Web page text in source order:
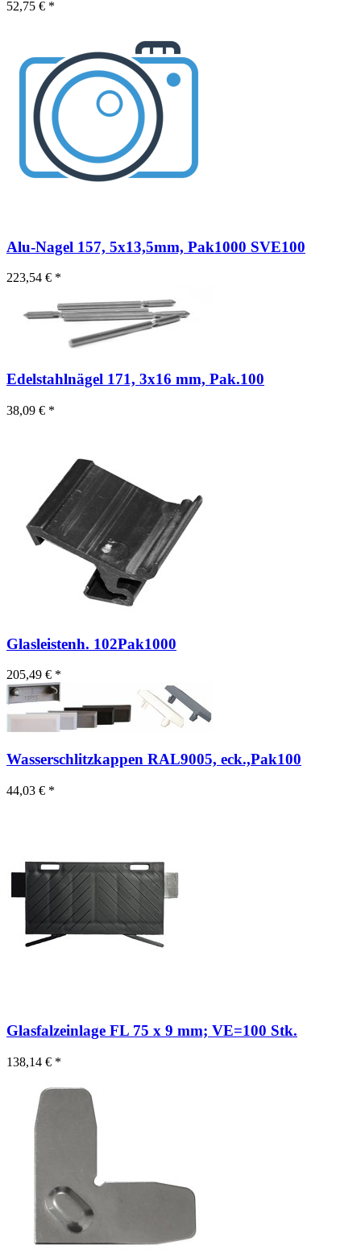
52,75 € *
Alu-Nagel 157, 5x13,5mm, Pak1000 SVE100
223,54 € *
Edelstahlnägel 171, 3x16 mm, Pak.100
38,09 € *
Glasleistenh. 102Pak1000
205,49 € *
Wasserschlitzkappen RAL9005, eck.,Pak100
44,03 € *
Glasfalzeinlage FL 75 x 9 mm; VE=100 Stk.
138,14 € *